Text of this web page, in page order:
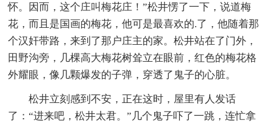
怀。因而，这个庄叫梅花庄！”松井愣了一下，说道梅
花，而且是国画的梅花，他可是最喜欢的.了，他随着那
个汉奸带路，来到了那户庄主的家。松井站在了门外，
田野沟旁，几棵高大梅花树耸立在眼前，红色的梅花格
外耀眼，像几颗爆发的子弹，穿透了鬼子的心脏。
松井立刻感到不安，正在这时，屋里有人发话
了：“进来吧，松井太君。”几个鬼子吓了一跳，连忙拿